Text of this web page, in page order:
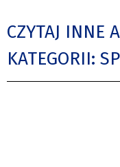
CZYTAJ INNE
KATEGORII: